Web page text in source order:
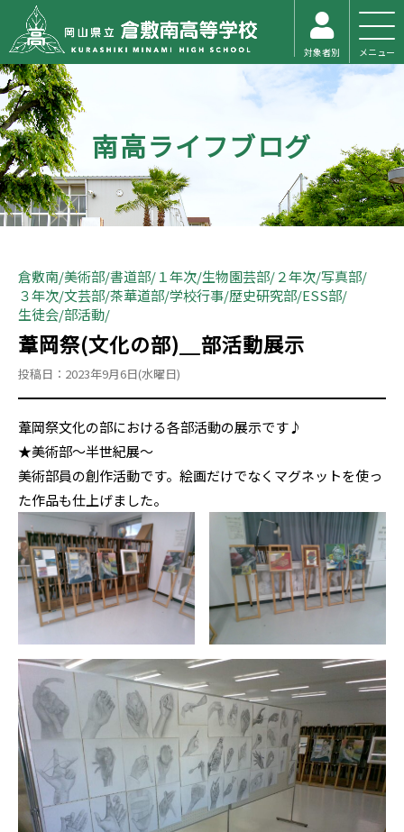
対象者別 メニュー
南高ライフブログ
倉敷南 美術部 書道部 １年次 生物園芸部 ２年次 写真部
３年次 文芸部 茶華道部 学校行事 歴史研究部 ESS部
生徒会 部活動
葦岡祭(文化の部)＿部活動展示
投稿日：2023年9月6日(水曜日)
葦岡祭文化の部における各部活動の展示です♪
★美術部〜半世紀展〜
美術部員の創作活動です。絵画だけでなくマグネットを使っ
た作品も仕上げました。